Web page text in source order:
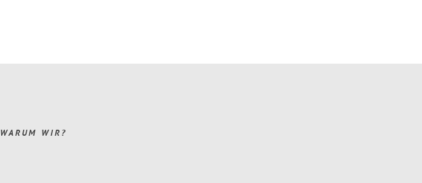
WARUM WIR?